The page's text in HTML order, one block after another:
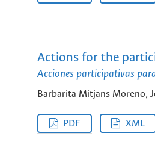
Actions for the
Acciones participativas
Barbarita Mitjans Moreno,
PDF XML